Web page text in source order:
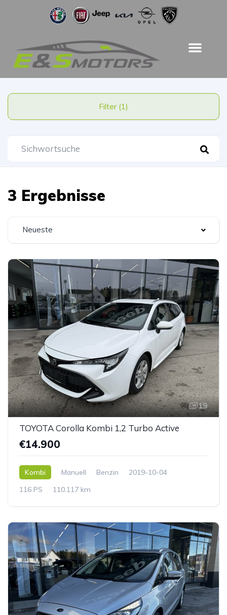
Filter (1)
3 Ergebnisse
Neueste
19
TOYOTA Corolla Kombi 1,2 Turbo Active
€14.900
Kombi Manuell Benzin
2019-10-04
116 PS
110.117 km